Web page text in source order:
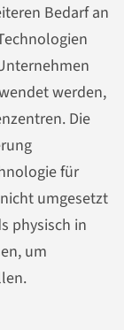
Bedarf an
werden,
Die
für
umgesetzt
physisch in
um